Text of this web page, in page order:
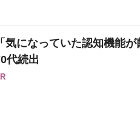
「気になっていた認知機能
代続出